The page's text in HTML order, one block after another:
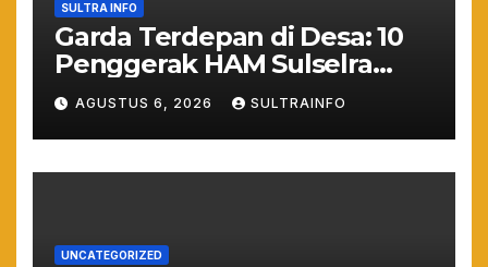
SULTRA INFO
Garda Terdepan di Desa: 10
Penggerak HAM Sulselra
Resmi Bertugas Mengawal
Asta Cita Prabowo
AGUSTUS 6, 2026 SULTRAINFO
UNCATEGORIZED